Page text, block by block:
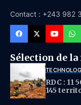
Contact : +243 982
Sélection de
RDC :
145